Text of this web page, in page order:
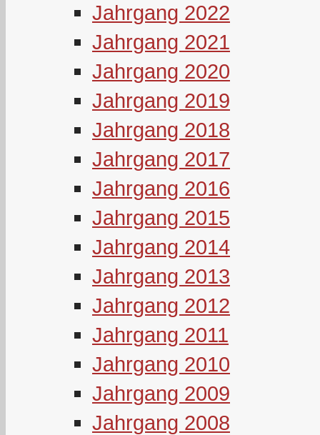
Jahrgang 2022
Jahrgang 2021
Jahrgang 2020
Jahrgang 2019
Jahrgang 2018
Jahrgang 2017
Jahrgang 2016
Jahrgang 2015
Jahrgang 2014
Jahrgang 2013
Jahrgang 2012
Jahrgang 2011
Jahrgang 2010
Jahrgang 2009
Jahrgang 2008